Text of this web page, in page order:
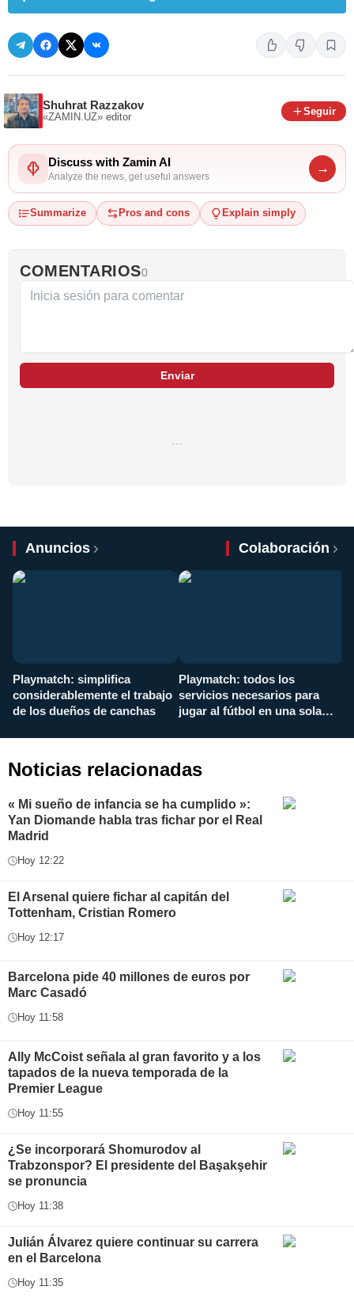
Shuhrat Razzakov
«ZAMIN.UZ» editor
Seguir
Discuss with Zamin AI
Analyze the news, get useful answers
→
Summarize Pros and cons Explain simply
COMENTARIOS0
Enviar
Anuncios Colaboración
Playmatch: simplifica
considerablemente el trabajo
de los dueños de canchas
Playmatch: todos los
servicios necesarios para
jugar al fútbol en una sola
Noticias relacionadas
« Mi sueño de infancia se ha cumplido »:
Yan Diomande habla tras fichar por el Real
Madrid
Hoy 12:22
El Arsenal quiere fichar al capitán del
Tottenham, Cristian Romero
Hoy 12:17
Barcelona pide 40 millones de euros por
Marc Casadó
Hoy 11:58
Ally McCoist señala al gran favorito y a los
tapados de la nueva temporada de la
Premier League
Hoy 11:55
¿Se incorporará Shomurodov al
Trabzonspor? El presidente del Başakşehir
se pronuncia
Hoy 11:38
Julián Álvarez quiere continuar su carrera
en el Barcelona
Hoy 11:35